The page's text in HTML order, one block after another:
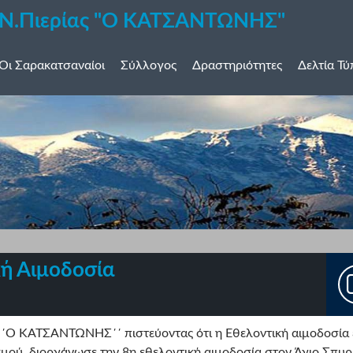
Ν.Πιερίας "Ο ΚΑΤΣΑΝΤΩΝΗΣ"
Σαρακατσαναίοι Σύλλογος Δραστηριότητες Δελτία
Αιμοδοσία
ΚΑΤΣΑΝΤΩΝΗΣ΄΄ πιστεύοντας ότι η Εθελοντική αιμοδοσία